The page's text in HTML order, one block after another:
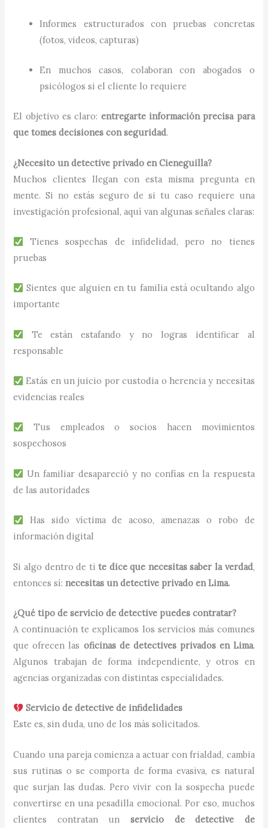
Informes estructurados con pruebas concretas
(fotos, videos, capturas)
En muchos casos, colaboran con abogados o
psicólogos si el cliente lo requiere
El objetivo es claro: entregarte información precisa para
que tomes decisiones con seguridad.
¿Necesito un detective privado en Cieneguilla?
Muchos clientes llegan con esta misma pregunta en
mente. Si no estás seguro de si tu caso requiere una
investigación profesional, aquí van algunas señales claras:
Tienes sospechas de infidelidad, pero no tienes
pruebas
Sientes que alguien en tu familia está ocultando algo
importante
Te están estafando y no logras identificar al
responsable
Estás en un juicio por custodia o herencia y necesitas
evidencias reales
Tus empleados o socios hacen movimientos
sospechosos
Un familiar desapareció y no confías en la respuesta
de las autoridades
Has sido víctima de acoso, amenazas o robo de
información digital
Si algo dentro de tite dice que necesitas saber la verdad,
entonces sí: necesitas un detective privado en Lima.
¿Qué tipo de servicio de detective puedes contratar?
A continuación te explicamos los servicios más comunes
que ofrecen las oficinas de detectives privados en Lima.
Algunos trabajan de forma independiente, y otros en
agencias organizadas con distintas especialidades.
Servicio de detective de infidelidades
Este es, sin duda, uno de los más solicitados.
Cuando una pareja comienza a actuar con frialdad, cambia
sus rutinas o se comporta de forma evasiva, es natural
que surjan las dudas. Pero vivir con la sospecha puede
convertirse en una pesadilla emocional. Por eso, muchos
clientes contratan un servicio de detective de